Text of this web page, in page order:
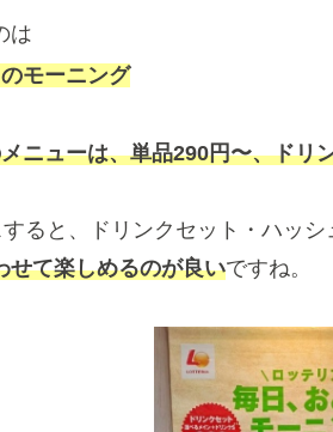
は
のモーニング
ニューは、単品290円〜、ドリ
ると、ドリンクセット・ハッ
せて楽しめるのが良いですね。